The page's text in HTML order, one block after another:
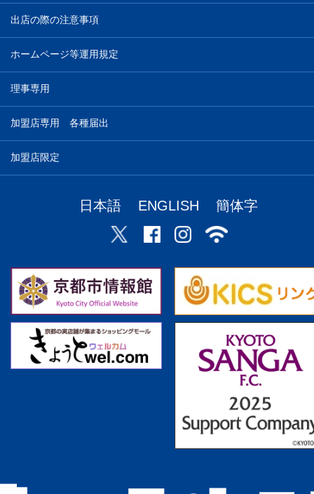
出店の際の注意事項
ホームページ等運用規定
理事専用
加盟店専用 各種届出
加盟店限定
日本語 ENGLISH 簡体字